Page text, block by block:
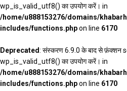
wp_is_valid_utf8() का उपयोग करें। in
/home/u888153276/domains/
includes/functions.phpon line 6170
Deprecated: संस्करण 6.9.0 के बाद से
wp_is_valid_utf8() का उपयोग करें। in
/home/u888153276/domains/
includes/functions.phpon line 6170